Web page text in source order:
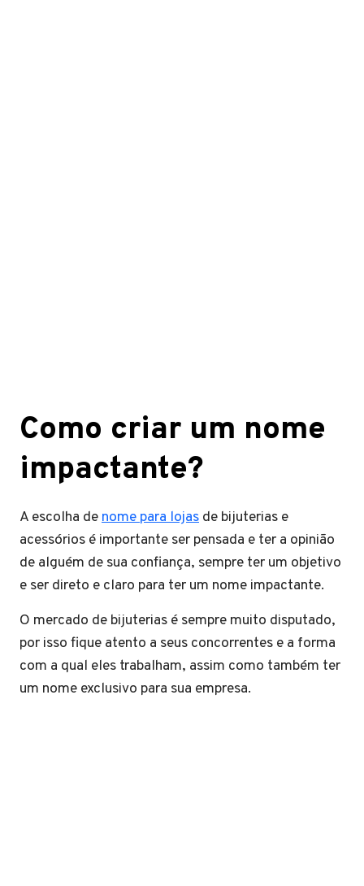
Como criar um nome
impactante?
A escolha denome para lojas de bijuterias e
acessórios é importante ser pensada e ter a opinião
de alguém de sua confiança, sempre ter um objetivo
e ser direto e claro para ter um nome impactante.
O mercado de bijuterias é sempre muito disputado,
por isso fique atento a seus concorrentes e a forma
com a qual eles trabalham, assim como também ter
um nome exclusivo para sua empresa.